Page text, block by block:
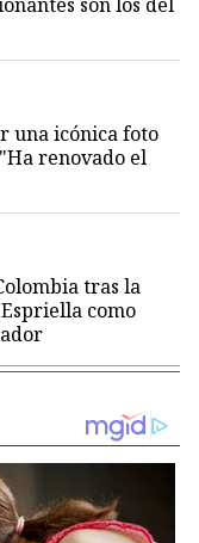
una icónica foto
renovado el
tras la
como